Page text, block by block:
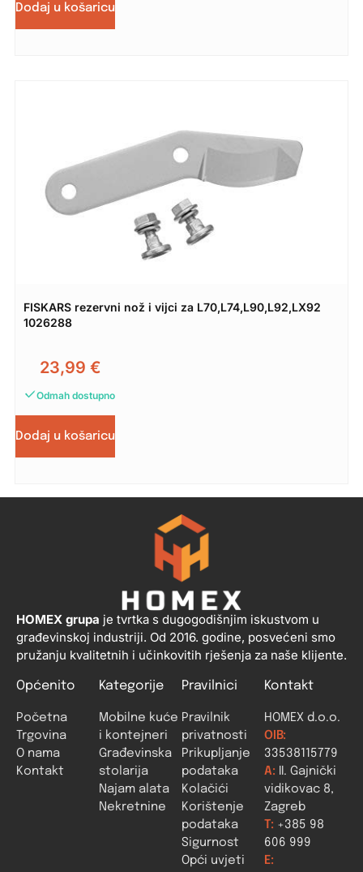
Dodaj u košaricu
FISKARS rezervni nož i vijci za L70,L74,L90,L92,LX92
1026288
23,99 €
Odmah dostupno
Dodaj u košaricu
HOMEX grupa je tvrtka s dugogodišnjim iskustvom u
građevinskoj industriji. Od 2016. godine, posvećeni smo
pružanju kvalitetnih i učinkovitih rješenja za naše klijente.
Općenito
Početna
Trgovina
O nama
Kontakt
Kategorije
Mobilne kuće
i kontejneri
Građevinska
stolarija
Najam alata
Nekretnine
Pravilnici
Pravilnik
privatnosti
Prikupljanje
podataka
Kolačići
Korištenje
podataka
Sigurnost
Opći uvjeti
Kontakt
HOMEX d.o.o.
OIB:
33538115779
A: II. Gajnički
vidikovac 8,
Zagreb
T: +385 98
606 999
E: